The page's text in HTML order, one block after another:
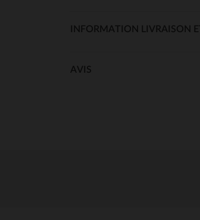
INFORMATION LIVRAISON
AVIS